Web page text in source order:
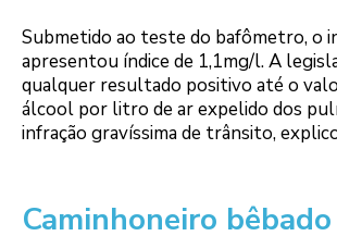
Submetido ao teste do bafômetro, o
apresentou índice de 1,1mg/l. A
qualquer resultado positivo até o
álcool por litro de ar expelido dos
infração gravíssima de trânsito,
Caminhoneiro bêbado